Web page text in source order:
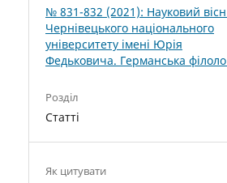
№ 831-832 (2021): Науковий
Чернівецького національного
університету імені Юрія
Федьковича. Германська
Розділ
Статті
Як цитувати